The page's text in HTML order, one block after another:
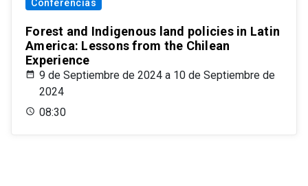
Conferencias
Forest and Indigenous land policies in Latin
America: Lessons from the Chilean
Experience
9 de Septiembre de 2024 a 10 de Septiembre de
2024
08:30